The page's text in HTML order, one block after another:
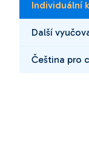
Individuální
Další
Čeština pro